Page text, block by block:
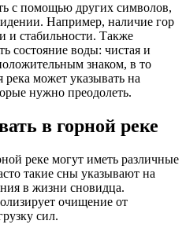
с помощью других символов,
Например, наличие гор
и стабильности. Также
состояние воды: чистая и
знаком, в то
река может указывать на
нужно преодолеть.
в горной реке
реке могут иметь различные
такие сны указывают на
в жизни сновидца.
очищение от
сил.